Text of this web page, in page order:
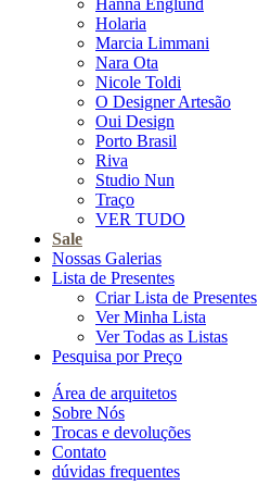
Hanna Englund
Holaria
Marcia Limmani
Nara Ota
Nicole Toldi
O Designer Artesão
Oui Design
Porto Brasil
Riva
Studio Nun
Traço
VER TUDO
Sale
Nossas Galerias
Lista de Presentes
Criar Lista de Presentes
Ver Minha Lista
Ver Todas as Listas
Pesquisa por Preço
Área de arquitetos
Sobre Nós
Trocas e devoluções
Contato
dúvidas frequentes